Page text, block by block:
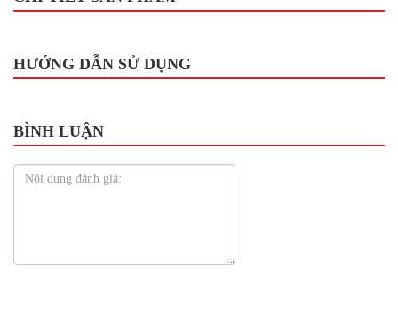
HƯỚNG DẪN SỬ DỤNG
BÌNH LUẬN